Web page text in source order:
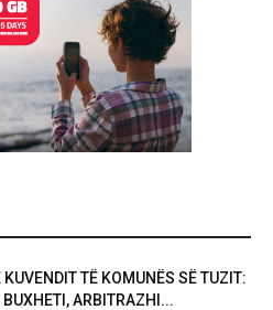
KUVENDIT TË KOMUNËS SË TUZIT:
BUXHETI, ARBITRAZHI...